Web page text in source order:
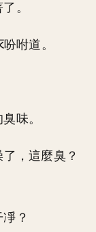
。
吩咐道。
味。
，這麼臭？
？